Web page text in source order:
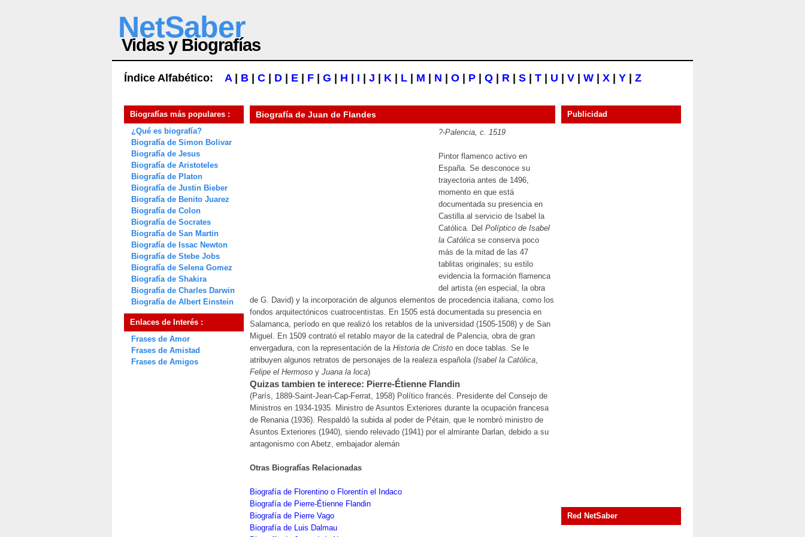
NetSaber
Vidas y Biografías
Índice Alfabético: A| B C D E F G H I J K L M N O P Q R S T U V W X Y Z
Biografías más populares :
¿Qué es biografía?
Biografía de Simon Bolivar
Biografía de Jesus
Biografía de Aristoteles
Biografía de Platon
Biografía de Justin Bieber
Biografía de Benito Juarez
Biografía de Colon
Biografía de Socrates
Biografía de San Martin
Biografía de Issac Newton
Biografía de Stebe Jobs
Biografía de Selena Gomez
Biografía de Shakira
Biografía de Charles Darwin
Biografía de Albert Einstein
Enlaces de Interés :
Frases de Amor
Frases de Amistad
Frases de Amigos
Biografía de Juan de Flandes
?-Palencia, c. 1519
Pintor flamenco activo en
España. Se desconoce su
trayectoria antes de 1496,
momento en que está
documentada su presencia en
Castilla al servicio de Isabel la
Católica. Del Políptico de Isabel
la Católica se conserva poco
más de la mitad de las 47
tablitas originales; su estilo
evidencia la formación flamenca
del artista (en especial, la obra
de G. David) y la incorporación de algunos elementos de procedencia italiana, como los
fondos arquitectónicos cuatrocentistas. En 1505 está documentada su presencia en
Salamanca, período en que realizó los retablos de la universidad (1505-1508) y de San
Miguel. En 1509 contrató el retablo mayor de la catedral de Palencia, obra de gran
envergadura, con la representación de la Historia de Cristo en doce tablas. Se le
atribuyen algunos retratos de personajes de la realeza española (Isabel la Católica,
Felipe el Hermoso y Juana la loca)
Quizas tambien te interece: Pierre-Étienne Flandin
(París, 1889-Saint-Jean-Cap-Ferrat, 1958) Político francés. Presidente del Consejo de
Ministros en 1934-1935. Ministro de Asuntos Exteriores durante la ocupación francesa
de Renania (1936). Respaldó la subida al poder de Pétain, que le nombró ministro de
Asuntos Exteriores (1940), siendo relevado (1941) por el almirante Darlan, debido a su
antagonismo con Abetz, embajador alemán
Otras Biografías Relacionadas
Biografía de Florentino o Florentín el Indaco
Biografía de Pierre-Étienne Flandin
Biografía de Pierre Vago
Biografía de Luis Dalmau
Publicidad
Red NetSaber